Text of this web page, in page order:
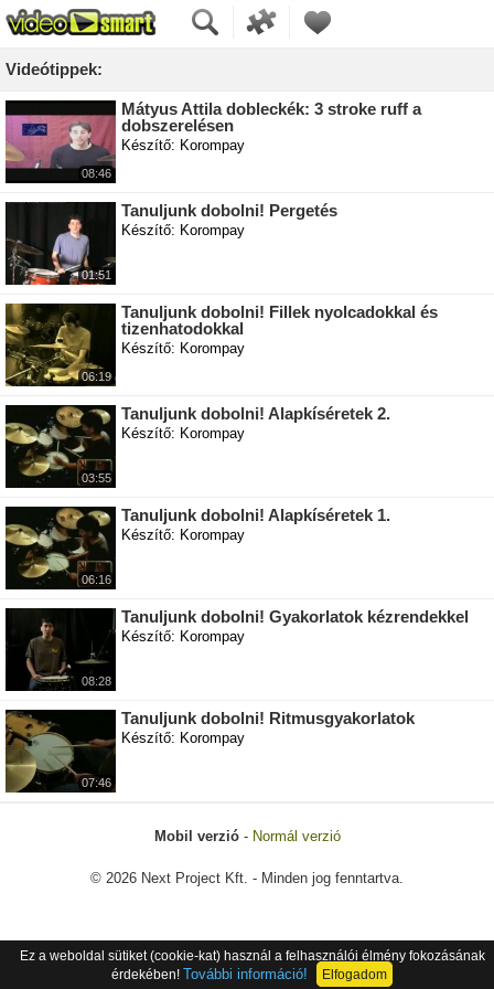
Videótippek:
08:46
Mátyus Attila dobleckék: 3 stroke ruff a
dobszerelésen
Készítő: Korompay
01:51
Tanuljunk dobolni! Pergetés
Készítő: Korompay
06:19
Tanuljunk dobolni! Fillek nyolcadokkal és
tizenhatodokkal
Készítő: Korompay
03:55
Tanuljunk dobolni! Alapkíséretek 2.
Készítő: Korompay
06:16
Tanuljunk dobolni! Alapkíséretek 1.
Készítő: Korompay
08:28
Tanuljunk dobolni! Gyakorlatok kézrendekkel
Készítő: Korompay
07:46
Tanuljunk dobolni! Ritmusgyakorlatok
Készítő: Korompay
Mobil verzió- Normál verzió
© 2026 Next Project Kft. - Minden jog fenntartva.
Ez a weboldal sütiket (cookie-kat) használ a felhasználói élmény fokozásának
érdekében! További információ! Elfogadom